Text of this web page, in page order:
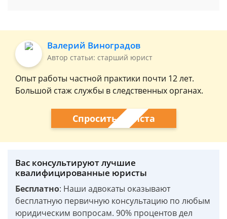
Валерий Виноградов
Автор статьи: старший юрист
Опыт работы частной практики почти 12 лет.
Большой стаж службы в следственных органах.
Спросить юриста
Вас консультируют лучшие
квалифицированные юристы
Бесплатно: Наши адвокаты оказывают
бесплатную первичную консультацию по любым
юридическим вопросам. 90% процентов дел